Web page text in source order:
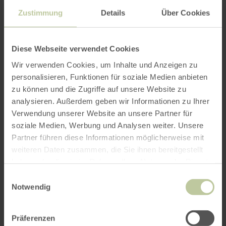
Zustimmung Details Über Cookies
Diese Webseite verwendet Cookies
Wir verwenden Cookies, um Inhalte und Anzeigen zu
personalisieren, Funktionen für soziale Medien anbieten
zu können und die Zugriffe auf unsere Website zu
analysieren. Außerdem geben wir Informationen zu Ihrer
Verwendung unserer Website an unsere Partner für
soziale Medien, Werbung und Analysen weiter. Unsere
Partner führen diese Informationen möglicherweise mit
weiteren Daten zusammen, die Sie ihnen bereitgestellt
Notwendig
Präferenzen
10 personen zich van tevoren aan te melden via
02444/9510-0. Voor de gratis rondleidingen is
verder geen aanmelding nodig.
Tijd: 14.00 uur
Kosten: gratis
Plaats: Monschau-Höfen, parkeerplaats
Wahlerscheid, B 258 Schleiden richting
Monschau, 200 m achter de afslag L245 richting
Malmedy
Ook geschikt voor mensen met een
gehoorbeperking, blinden en slechtzienden,
ouderen en gezinnen. Slechthorende gasten